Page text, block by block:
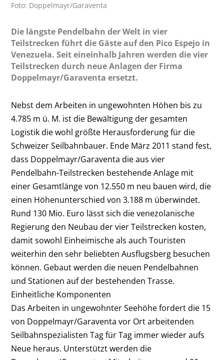
Foto: Doppelmayr/Garaventa
Die längste Pendelbahn der Welt in vier
Teilstrecken führt die Gäste auf den Pico Espejo in
Venezuela. Seit eineinhalb Jahren werden die vier
Teilstrecken durch neue Anlagen der Firma
Doppelmayr/Garaventa ersetzt.
Nebst dem Arbeiten in ungewohnten Höhen bis zu
4.785 m ü. M. ist die Bewältigung der gesamten
Logistik die wohl größte Herausforderung für die
Schweizer Seilbahnbauer. Ende März 2011 stand fest,
dass Doppelmayr/Garaventa die aus vier
Pendelbahn-Teilstrecken bestehende Anlage mit
einer Gesamtlänge von 12.550 m neu bauen wird, die
einen Höhenunterschied von 3.188 m überwindet.
Rund 130 Mio. Euro lässt sich die venezolanische
Regierung den Neubau der vier Teilstrecken kosten,
damit sowohl Einheimische als auch Touristen
weiterhin den sehr beliebten Ausflugsberg besuchen
können. Gebaut werden die neuen Pendelbahnen
und Stationen auf der bestehenden Trasse.
Einheitliche Komponenten
Das Arbeiten in ungewohnter Seehöhe fordert die 15
von Doppelmayr/Garaventa vor Ort arbeitenden
Seilbahnspezialisten Tag für Tag immer wieder aufs
Neue heraus. Unterstützt werden die